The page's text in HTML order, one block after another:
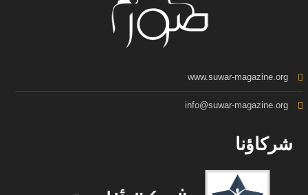
www.suwar-magazine.org
info@suwar-magazine.org
شركاؤنا